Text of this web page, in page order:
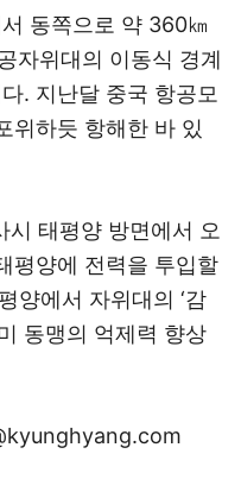
동쪽으로 약 360㎞
자위대의 이동식 경계
. 지난달 중국 항공모
위하듯 항해한 바 있
시 태평양 방면에서 오
평양에 전력을 투입할
양에서 자위대의 ‘감
동맹의 억제력 향상